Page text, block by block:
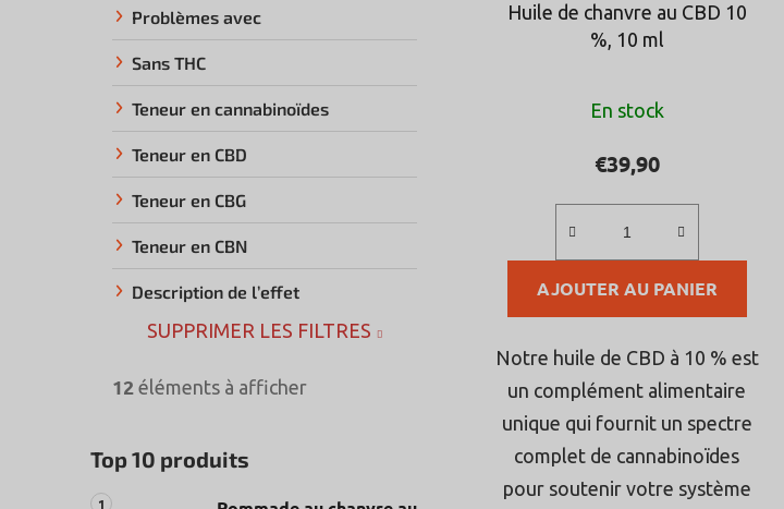
Problèmes avec
Sans THC
Teneur en cannabinoïdes
Teneur en CBD
Teneur en CBG
Teneur en CBN
Description de l’effet
SUPPRIMER LES FILTRES
12 éléments à afficher
Top 10 produits
Huile de chanvre au CBD 10
%, 10 ml
moyenne
du
est
de
5,0
sur
5
étoiles.
En stock
€39,90
AJOUTER AU PANIER
Notre huile de CBD à 10 % est
un complément alimentaire
unique qui fournit un spectre
complet de cannabinoïdes
pour soutenir votre système